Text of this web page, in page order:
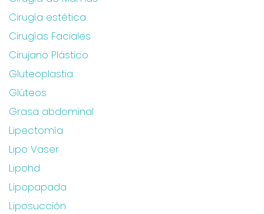
Cirugía estética
Cirugías Faciales
Cirujano Plástico
Gluteoplastia
Glúteos
Grasa abdominal
Lipectomía
Lipo Vaser
Lipohd
Lipopapada
Liposucción